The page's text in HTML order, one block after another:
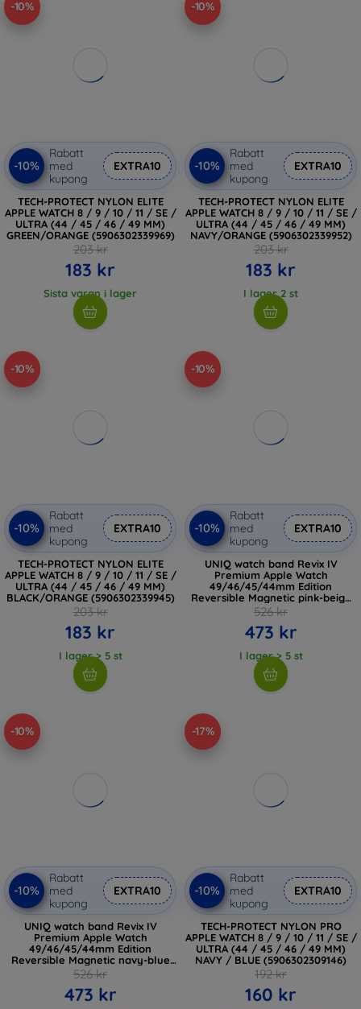
-10%
-10%
Rabatt
med
kupong
EXTRA10
TECH-PROTECT NYLON ELITE
APPLE WATCH 8 / 9 / 10 / 11 / SE /
ULTRA (44 / 45 / 46 / 49 MM)
GREEN/ORANGE (5906302339969)
203 kr
183 kr
Sista varan i lager
-10%
-10%
Rabatt
med
kupong
EXTRA10
TECH-PROTECT NYLON ELITE
APPLE WATCH 8 / 9 / 10 / 11 / SE /
ULTRA (44 / 45 / 46 / 49 MM)
NAVY/ORANGE (5906302339952)
203 kr
183 kr
I lager 2 st
-10%
-10%
Rabatt
med
kupong
EXTRA10
TECH-PROTECT NYLON ELITE
APPLE WATCH 8 / 9 / 10 / 11 / SE /
ULTRA (44 / 45 / 46 / 49 MM)
BLACK/ORANGE (5906302339945)
203 kr
183 kr
I lager > 5 st
-10%
-10%
Rabatt
med
kupong
EXTRA10
UNIQ watch band Revix IV
Premium Apple Watch
49/46/45/44mm Edition
Reversible Magnetic pink-beige
(UNIQ-49MM-REV4CRLQBEG)
526 kr
473 kr
I lager > 5 st
-10%
-10%
Rabatt
med
kupong
EXTRA10
UNIQ watch band Revix IV
Premium Apple Watch
49/46/45/44mm Edition
Reversible Magnetic navy-blue
(UNIQ-49MM-REV4MBLUPAQ)
526 kr
473 kr
-17%
-10%
Rabatt
med
kupong
EXTRA10
TECH-PROTECT NYLON PRO
APPLE WATCH 8 / 9 / 10 / 11 / SE /
ULTRA (44 / 45 / 46 / 49 MM)
NAVY / BLUE (5906302309146)
192 kr
160 kr